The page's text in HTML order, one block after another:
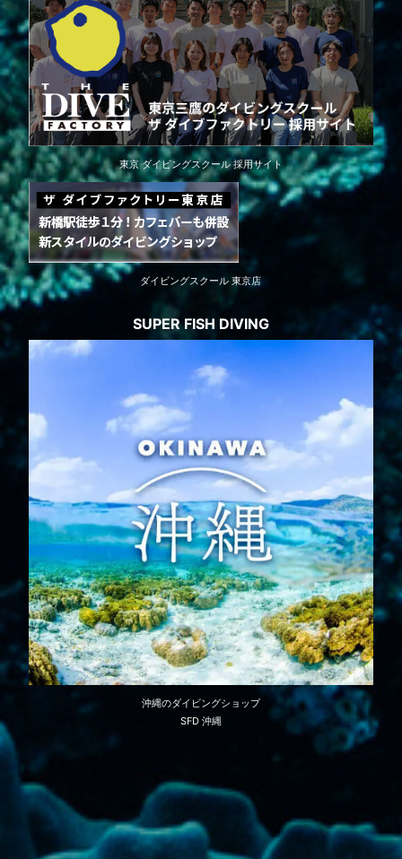
東京 ダイビングスクール 採用サイト
ダイビングスクール 東京店
SUPER FISH DIVING
沖縄のダイビングショップ
SFD 沖縄